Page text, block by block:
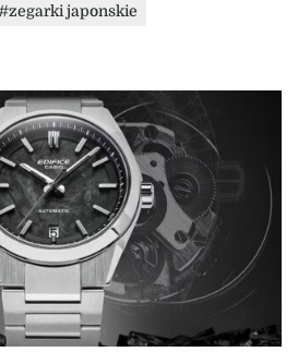
zegarki japonskie